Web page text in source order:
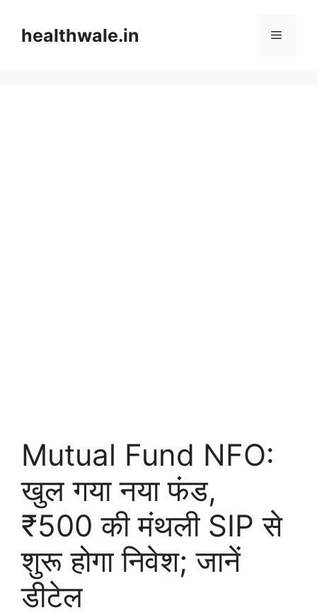
contenthealthwale.in Menu
Mutual Fund NFO:
खुल गया नया फंड,
₹500 की मंथली SIP से
शुरू होगा निवेश; जानें
डीटेल